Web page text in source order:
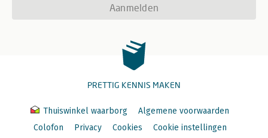
Aanmelden
PRETTIG KENNIS MAKEN
Thuiswinkel waarborg
Algemene voorwaarden
Colofon
Privacy Cookies Cookie instellingen